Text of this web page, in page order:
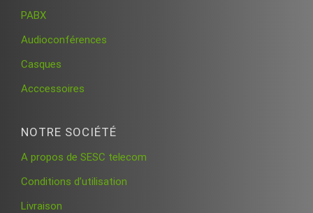
PABX
Audioconférences
Casques
Acccessoires
NOTRE SOCIÉTÉ
A propos de SESC telecom
Conditions d’utilisation
Livraison